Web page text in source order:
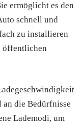
ermöglicht es den
schnell und
zu installieren
öffentlichen
die Bedürfnisse
Lademodi, um